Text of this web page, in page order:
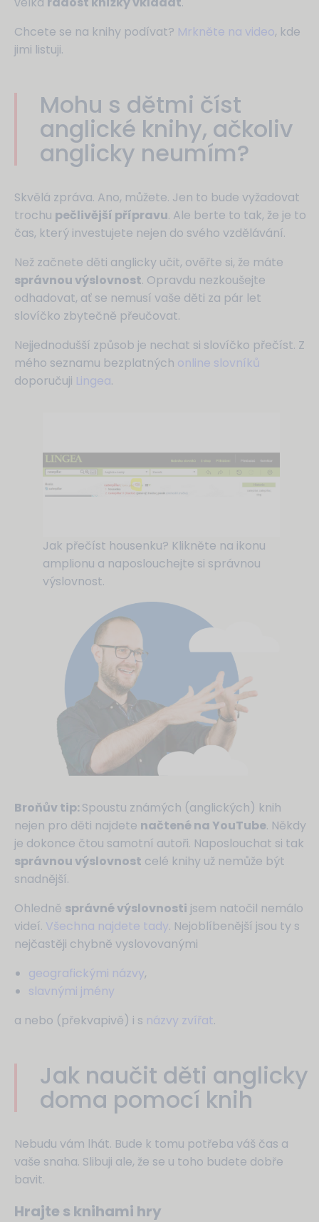
Chcete se na knihy podívat? Mrkněte na video, kde
jimi listuji.
Mohu s dětmi číst
anglické knihy, ačkoliv
anglicky neumím?
Skvělá zpráva. Ano, můžete. Jen to bude vyžadovat
trochu pečlivější přípravu. Ale berte to tak, že je to
čas, který investujete nejen do svého vzdělávání.
Než začnete děti anglicky učit, ověřte si, že máte
správnou výslovnost. Opravdu nezkoušejte
odhadovat, ať se nemusí vaše děti za pár let
slovíčko zbytečně přeučovat.
Nejjednodušší způsob je nechat si slovíčko přečíst. Z
mého seznamu bezplatných online slovníků
doporučuji Lingea.
Jak přečíst housenku? Klikněte na ikonu
amplionu a naposlouchejte si správnou
výslovnost.
Broňův tip:Spoustu známých (anglických) knih
nejen pro děti najdete načtené na YouTube. Někdy
je dokonce čtou samotní autoři. Naposlouchat si tak
správnou výslovnost celé knihy už nemůže být
snadnější.
Ohledně správné výslovnosti jsem natočil nemálo
videí. Všechna najdete tady. Nejoblíbenější jsou ty s
nejčastěji chybně vyslovovanými
geografickými názvy,
slavnými jmény
a nebo (překvapivě) i s názvy zvířat.
Jak naučit děti anglicky
doma pomocí knih
Nebudu vám lhát. Bude k tomu potřeba váš čas a
vaše snaha. Slibuji ale, že se u toho budete dobře
bavit.
Hrajte s knihami hry